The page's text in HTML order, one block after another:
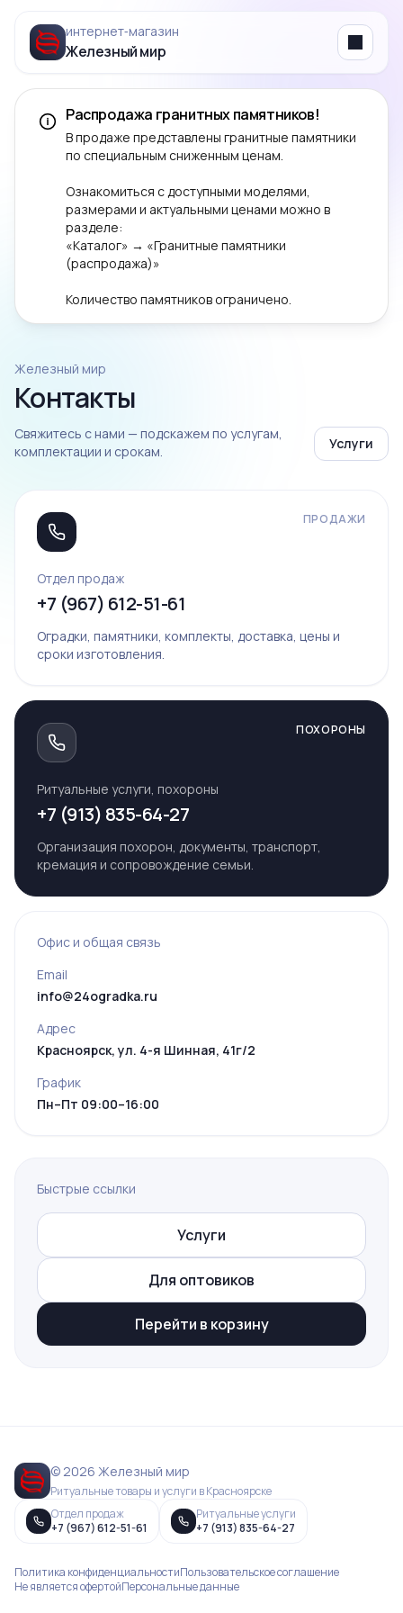
интернет‑магазин
Железный мир Menu
Распродажа гранитных памятников!
В продаже представлены гранитные памятники
по специальным сниженным ценам.
Ознакомиться с доступными моделями,
размерами и актуальными ценами можно в
разделе:
«Каталог» → «Гранитные памятники
(распродажа)»
Количество памятников ограничено.
Железный мир
Контакты
Свяжитесь с нами — подскажем по услугам,
комплектации и срокам.
Услуги
ПРОДАЖИ
Отдел продаж
+7 (967) 612-51-61
Оградки, памятники, комплекты, доставка, цены и
сроки изготовления.
ПОХОРОНЫ
Ритуальные услуги, похороны
+7 (913) 835-64-27
Организация похорон, документы, транспорт,
кремация и сопровождение семьи.
Офис и общая связь
Email
info@24ogradka.ru
Адрес
Красноярск, ул. 4-я Шинная, 41г/2
График
Пн–Пт 09:00–16:00
Быстрые ссылки
Услуги
Для оптовиков
Перейти в корзину
© 2026 Железный мир
Ритуальные товары и услуги в Красноярске
Отдел продаж
+7 (967) 612-51-61
Ритуальные услуги
+7 (913) 835-64-27
Политика конфиденциальностиПользовательское соглашение
Не является офертойПерсональные данные